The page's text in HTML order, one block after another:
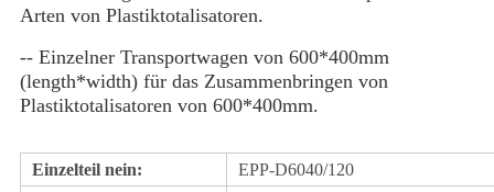
Arten von Plastiktotalisatoren.
-- Einzelner Transportwagen von 600*400mm
(length*width) für das Zusammenbringen von
Plastiktotalisatoren von 600*400mm.
Einzelteil nein:
EPP-D6040/120